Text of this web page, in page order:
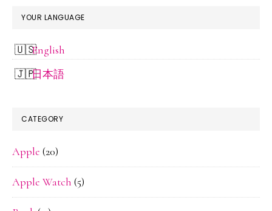
考
YOUR LANGUAGE
English
日本語
CATEGORY
Apple (20)
Apple Watch (5)